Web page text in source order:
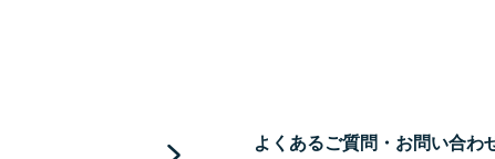
よくあるご質問・お問い合わ